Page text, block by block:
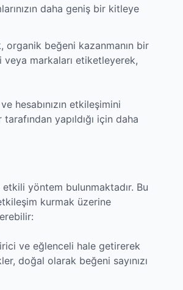
daha geniş bir kitleye
organik beğeni kazanmanın bir
veya markaları etiketleyerek,
hesabınızın etkileşimini
yapıldığı için daha
yöntem bulunmaktadır. Bu
kurmak üzerine
ve eğlenceli hale getirerek
doğal olarak beğeni sayınızı